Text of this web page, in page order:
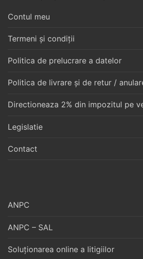
Contul meu
Termeni și condiții
Politica de prelucrare a datelor
Politica de livrare și de retur /
Directioneaza 2% din impozitul pe
Legislatie
Contact
ANPC
ANPC – SAL
Soluționarea online a litigiilor